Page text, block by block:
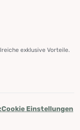
exklusive Vorteile.
Cookie Einstellungen